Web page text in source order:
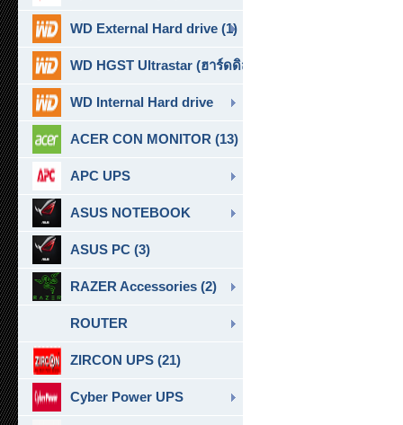
WD External Hard drive (1)
WD HGST Ultrastar (ฮาร์ดดิสก์สำหรับ SERVER ) (10)
WD Internal Hard drive
ACER CON MONITOR (13)
APC UPS
ASUS NOTEBOOK
ASUS PC (3)
RAZER Accessories (2)
ROUTER
ZIRCON UPS (21)
Cyber Power UPS